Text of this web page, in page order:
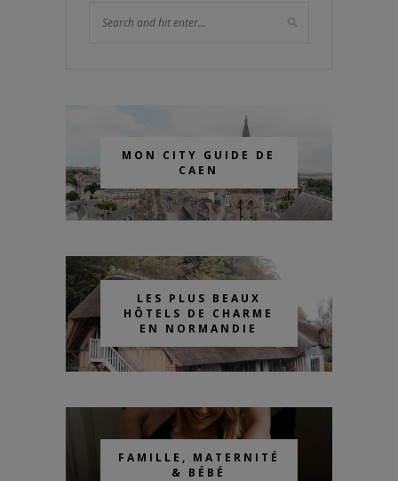
MON CITY GUIDE DE
CAEN
LES PLUS BEAUX
HÔTELS DE CHARME
EN NORMANDIE
FAMILLE, MATERNITÉ
& BÉBÉ